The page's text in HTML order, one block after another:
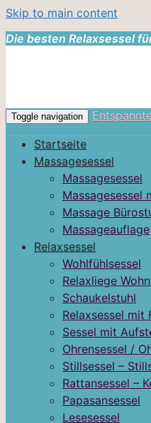
Skip to main content
Die besten Relaxsessel
Toggle navigation
Startseite
Massagesessel
Massagesessel
Massagesessel
Massage
Massageauflage
Relaxsessel
Wohlfühlsessel
Relaxliege
Schaukelstuhl
Relaxsessel mit
Sessel mit
Ohrensessel /
Stillsessel –
Rattansessel –
Papasansessel
Lesesessel